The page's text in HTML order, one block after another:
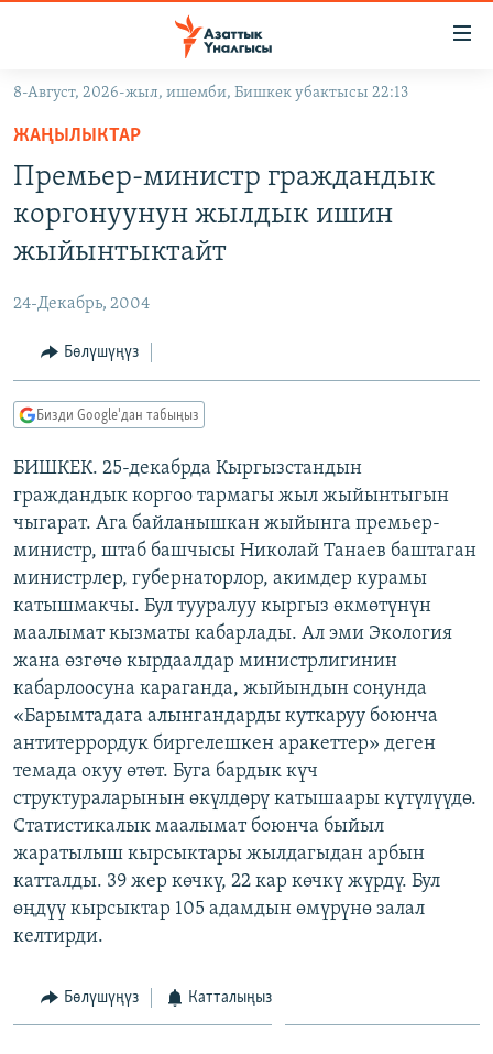
Навигацияга
өтүңүз
Издөөгө
салыңызКЫРГЫЗСТАН
САЯСАТ
МАДАНИЯТ
ДҮЙНӨ
ДҮЙНӨ
УКРАИНА
ТВ ПРОГРАММАЛАР
БҮГҮН АЗАТТЫКТА
ДАНИСТЕ
ЭЖЕ-СИҢДИЛЕР
АЗАТТЫК+
ЫҢГАЙСЫЗ СУРООЛОР
ПОДКАСТ
ОНЛАЙН ШЕРИНЕ
ЭЕ/АРнун бардык сайттары
8-Август, 2026-жыл, ишемби, Бишкек убактысы 22:13
ЖАҢЫЛЫКТАР
Премьер-министр граждандык
коргонуунун жылдык ишин
жыйынтыктайт
24-Декабрь, 2004
Бөлүшүңүз
Бизди Google'дан табыңыз
БИШКЕК. 25-декабрда Кыргызстандын
граждандык коргоо тармагы жыл жыйынтыгын
чыгарат. Ага байланышкан жыйынга премьер-
министр, штаб башчысы Николай Танаев баштаган
министрлер, губернаторлор, акимдер курамы
катышмакчы. Бул тууралуу кыргыз өкмөтүнүн
маалымат кызматы кабарлады. Ал эми Экология
жана өзгөчө кырдаалдар министрлигинин
кабарлоосуна караганда, жыйындын соңунда
«Барымтадага алынгандарды куткаруу боюнча
антитеррордук биргелешкен аракеттер» деген
темада окуу өтөт. Буга бардык күч
структураларынын өкүлдөрү катышаары күтүлүүдө.
Статистикалык маалымат боюнча быйыл
жаратылыш кырсыктары жылдагыдан арбын
катталды. 39 жер көчкү, 22 кар көчкү жүрдү. Бул
өңдүү кырсыктар 105 адамдын өмүрүнө залал
келтирди.
Бөлүшүңүз Катталыңыз